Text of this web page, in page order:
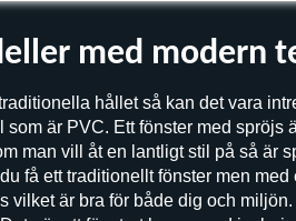
med modern
hållet så kan det vara
som är PVC. Ett fönster med
man vill åt en lantligt stil på så är
få ett traditionellt fönster men
vilket är bra för både dig och